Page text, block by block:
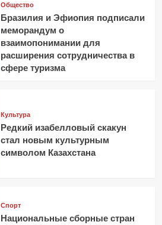
Общество
Бразилия и Эфиопия подписали
меморандум о
взаимопонимании для
расширения сотрудничества в
сфере туризма
Культура
Редкий изабелловый скакун
стал новым культурным
символом Казахстана
Спорт
Национальные сборные стран